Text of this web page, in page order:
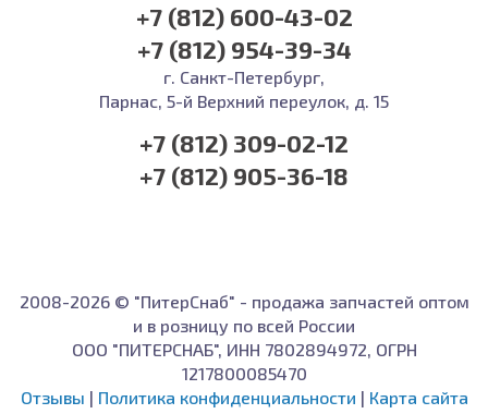
+7 (812) 600-43-02
+7 (812) 954-39-34
г. Санкт-Петербург,
Парнас, 5-й Верхний переулок, д. 15
+7 (812) 309-02-12
+7 (812) 905-36-18
2008-2026 © "ПитерСнаб" - продажа запчастей оптом
и в розницу по всей России
ООО "ПИТЕРСНАБ", ИНН 7802894972, ОГРН
1217800085470
Отзывы | Политика конфиденциальности | Карта сайта